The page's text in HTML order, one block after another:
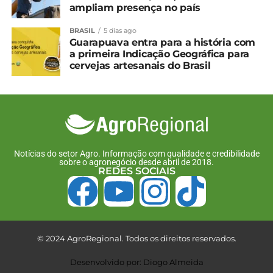
Compartilhe isso:
Facebook 18+
leite perde força em
Em "Brasil"
do leite cai em abril
2 de junho, 2025
Leite: Movimento altista
no campo deve perder
força em março
TÓPICOS RELACIONADOS:
ampliam presença no país
BRASIL 5 dias ago
Guarapuava entra para a história com
a primeira Indicação Geográfica para
cervejas artesanais do Brasil
Notícias do setor Agro. Informação com qualidade e credibilidade
sobre o agronegócio desde abril de 2018.
REDES SOCIAIS
© 2024 AgroRegional. Todos os direitos reservados.
Desenvolvido por: Diogo Almeida